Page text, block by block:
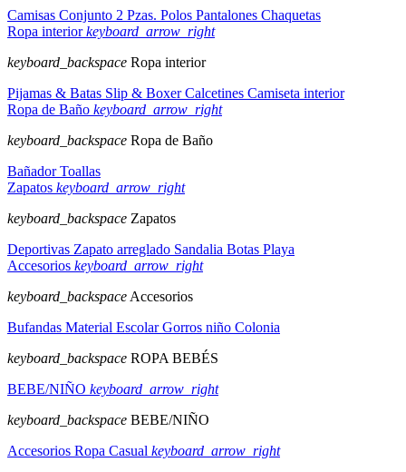
Camisas Conjunto 2 Pzas. Polos Pantalones Chaquetas
Ropa interiorkeyboard_arrow_right
keyboard_backspace Ropa interior
Pijamas & Batas Slip & BoxerCalcetines Camiseta interior
Ropa de Baño keyboard_arrow_right
keyboard_backspace Ropa de Baño
BañadorToallas
Zapatos keyboard_arrow_right
keyboard_backspace Zapatos
Deportivas Zapato arreglado Sandalia Botas Playa
Accesorios keyboard_arrow_right
keyboard_backspace Accesorios
Bufandas Material EscolarGorros niño Colonia
keyboard_backspace ROPA BEBÉS
BEBE/NIÑO keyboard_arrow_right
keyboard_backspace BEBE/NIÑO
Accesorios Ropa Casual keyboard_arrow_right